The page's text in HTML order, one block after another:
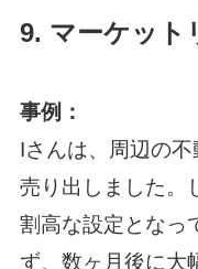
9. マーケット
事例：
Iさんは、周辺の
売り出しました。
割高な設定となっ
ず、数ヶ月後に大